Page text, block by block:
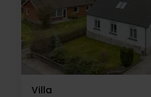
Villa